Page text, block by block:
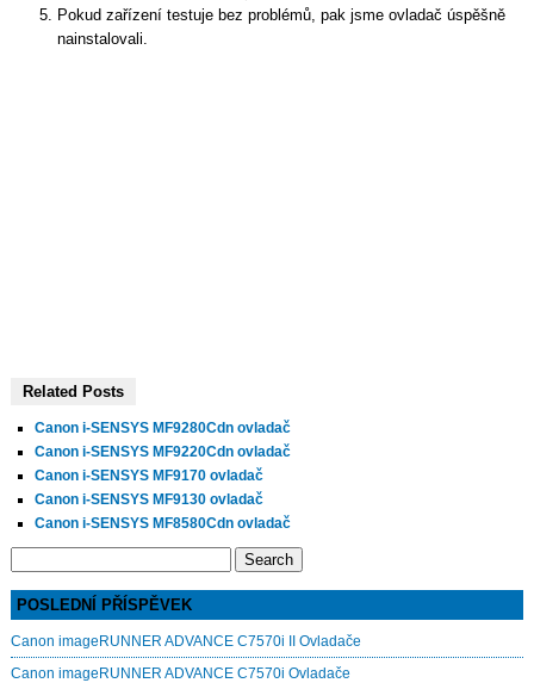
Pokud zařízení testuje bez problémů, pak jsme ovladač úspěšně
nainstalovali.
Related Posts
Canon i-SENSYS MF9280Cdn ovladač
Canon i-SENSYS MF9220Cdn ovladač
Canon i-SENSYS MF9170 ovladač
Canon i-SENSYS MF9130 ovladač
Canon i-SENSYS MF8580Cdn ovladač
POSLEDNÍ PŘÍSPĚVEK
Canon imageRUNNER ADVANCE C7570i II Ovladače
Canon imageRUNNER ADVANCE C7570i Ovladače